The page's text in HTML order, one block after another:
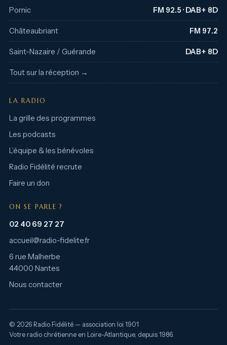
Pornic FM 92.5 · DAB+ 8D
Châteaubriant FM 97.2
Saint-Nazaire / Guérande DAB+ 8D
Tout sur la réception →
LA RADIO
La grille des programmes
Les podcasts
L’équipe & les bénévoles
Radio Fidélité recrute
Faire un don
ON SE PARLE ?
02 40 69 27 27
accueil@radio-fidelite.fr
6 rue Malherbe
44000 Nantes
Nous contacter
© 2026 Radio Fidélité — association loi 1901
Votre radio chrétienne en Loire-Atlantique, depuis 1986.